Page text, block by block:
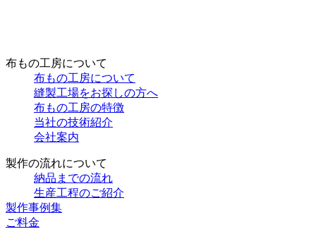
布もの工房について
布もの工房について
縫製工場をお探しの方へ
布もの工房の特徴
当社の技術紹介
会社案内
製作の流れについて
納品までの流れ
生産工程のご紹介
製作事例集
ご料金